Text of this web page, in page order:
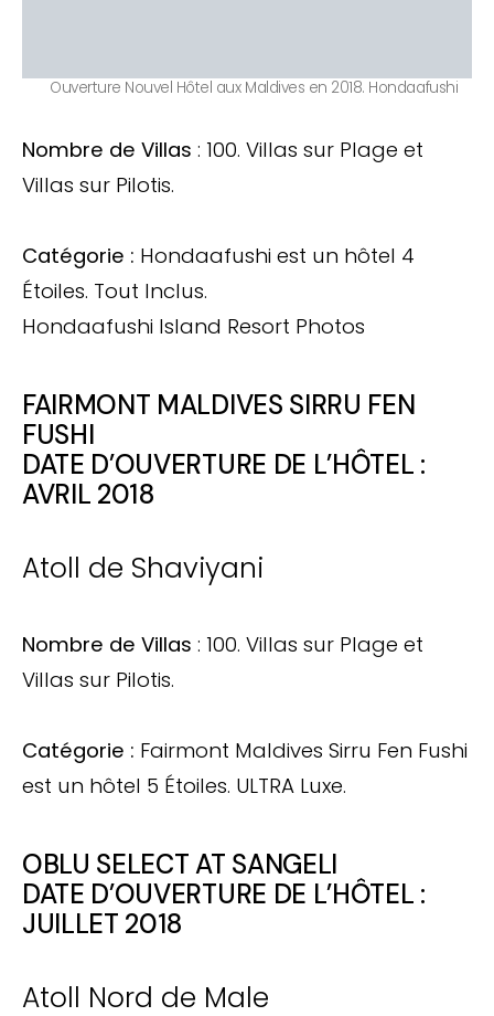
Ouverture Nouvel Hôtel aux Maldives en 2018. Hondaafushi
Nombre de Villas : 100. Villas sur Plage et
Villas sur Pilotis.
Catégorie : Hondaafushi est un hôtel 4
Étoiles. Tout Inclus.
Hondaafushi Island Resort Photos
FAIRMONT MALDIVES SIRRU FEN
FUSHI
DATE D’OUVERTURE DE L’HÔTEL :
AVRIL 2018
Atoll de Shaviyani
Nombre de Villas : 100. Villas sur Plage et
Villas sur Pilotis.
Catégorie : Fairmont Maldives Sirru Fen Fushi
est un hôtel 5 Étoiles. ULTRA Luxe.
OBLU SELECT AT SANGELI
DATE D’OUVERTURE DE L’HÔTEL :
JUILLET 2018
Atoll Nord de Male